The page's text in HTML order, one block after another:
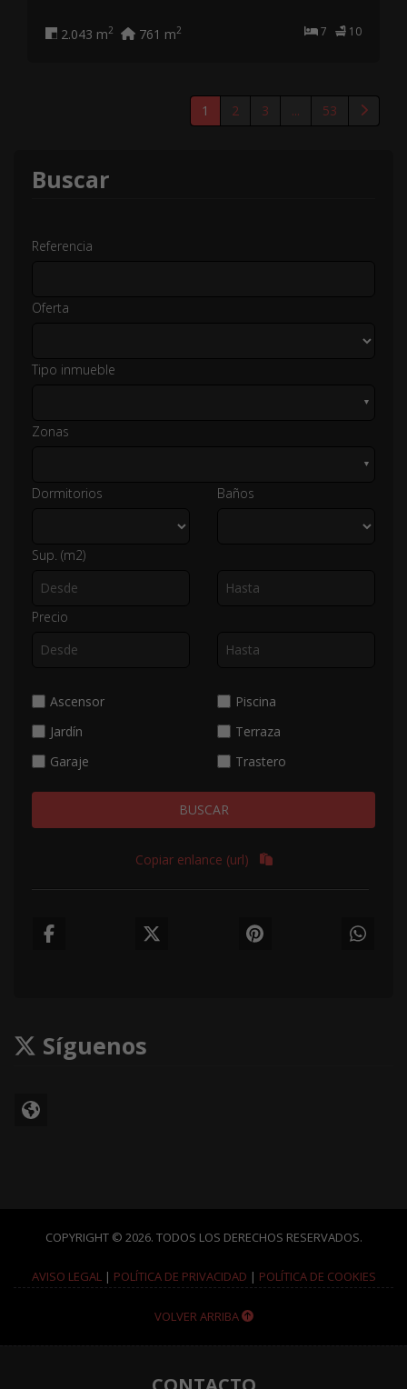
7 10
2.043 m2 761 m2
1 2 3 ... 53
Buscar
Referencia
Oferta
Tipo inmueble
▼
Zonas
▼
Dormitorios Baños
Sup. (m2)
Precio
Ascensor
Piscina
Jardín
Terraza
Garaje
Trastero
BUSCAR
Copiar enlance (url)
Síguenos
COPYRIGHT © 2026. TODOS LOS DERECHOS RESERVADOS.
AVISO LEGAL| POLÍTICA DE PRIVACIDAD | POLÍTICA DE COOKIES
VOLVER ARRIBA